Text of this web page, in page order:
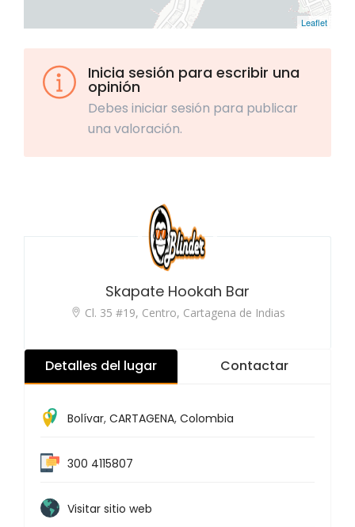
Leaflet
Inicia sesión para escribir una
opinión
Debes iniciar sesión para publicar
una valoración.
Skapate Hookah Bar
Cl. 35 #19, Centro, Cartagena de Indias
Detalles del lugar Contactar
Bolívar, CARTAGENA, Colombia
300 4115807
Visitar sitio web